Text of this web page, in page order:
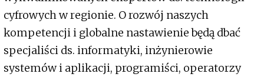
cyfrowych w regionie. O rozwój naszych
kompetencji i globalne nastawienie będą dbać
specjaliści ds. informatyki, inżynierowie
systemów i aplikacji, programiści, operatorzy